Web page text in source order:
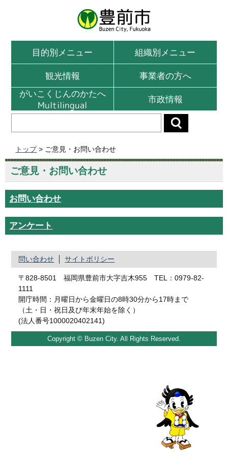
目的別メニュー
組織別メニュー
観光情報
事業者の方へ
がいこくじんのかたへ
Multilingual
市政情報
トップ > ご意見・お問い合わせ
ご意見・お問い合わせ
お問い合わせ
アンケート
問い合わせ サイトポリシー
〒828-8501 福岡県豊前市大字吉木955 TEL：0979-82-
1111
開庁時間：月曜日から金曜日の8時30分から17時まで
（土・日・祝日及び年末年始を除く）
(法人番号1000020402141)
Copyright © Buzen City. All Rights Reserved.